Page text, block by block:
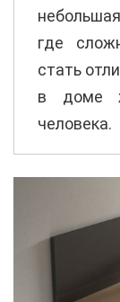
где
стать
в доме
человека.